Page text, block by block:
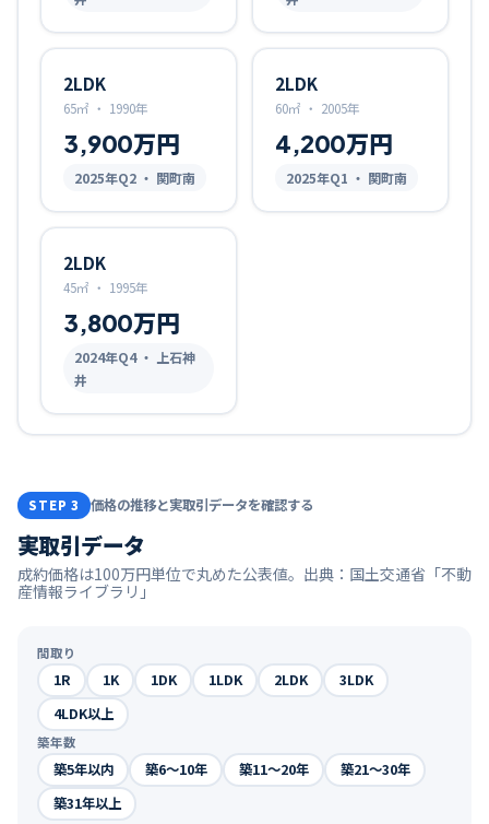
2LDK
65㎡ ・ 1990年
3,900万円
2025年Q2 ・ 関町南
2LDK
60㎡ ・ 2005年
4,200万円
2025年Q1 ・ 関町南
2LDK
45㎡ ・ 1995年
3,800万円
2024年Q4・ 上石神
井
STEP 3 価格の推移と実取引データを確認する
実取引データ
成約価格は100万円単位で丸めた公表値。出典：国土交通省「不動
産情報ライブラリ」
間取り
1R 1K 1DK 1LDK 2LDK
3LDK
4LDK以上
築年数
築5年以内 築6〜10年 築11〜20年
築21〜30年
築31年以上